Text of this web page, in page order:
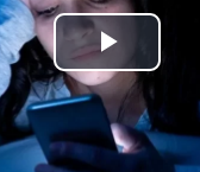
Play
Video